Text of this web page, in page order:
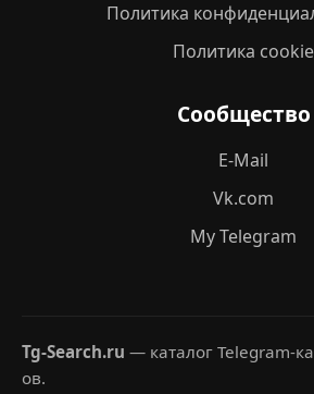
Политика
Политика cookie
Сообщество
E-Mail
Vk.com
My Telegram
Tg-Search.ru — каталог Telegram-
ов.